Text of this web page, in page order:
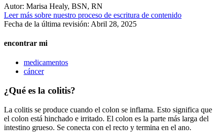
Autor: Marisa Healy, BSN, RN
Leer más sobre nuestro proceso de escritura de contenido
Fecha de la última revisión: Abril 28, 2025
encontrar mi
medicamentos
cáncer
¿Qué es la colitis?
La colitis se produce cuando el colon se inflama. Esto significa que
el colon está hinchado e irritado. El colon es la parte más larga del
intestino grueso. Se conecta con el recto y termina en el ano.